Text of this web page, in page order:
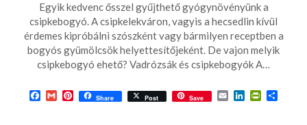
2023-
09-
12
Egyik kedvenc ősszel gyűjthető gyógynövényünk a
csipkebogyó. A csipkelekváron, vagyis a hecsedlin kívül
érdemes kipróbálni szószként vagy bármilyen receptben a
bogyós gyümölcsök helyettesítőjeként. De vajon melyik
csipkebogyó ehető? Vadrózsák és csipkebogyók A…
Facebook
GmailPinterest
Share Post Save EmailLinkedIn